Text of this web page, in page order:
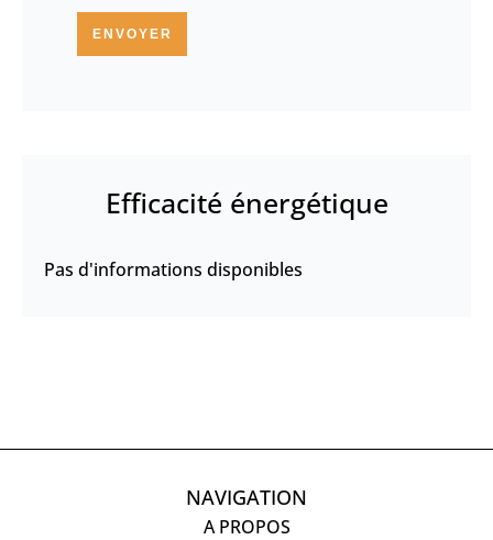
ENVOYER
Efficacité énergétique
Pas d'informations disponibles
NAVIGATION
A PROPOS